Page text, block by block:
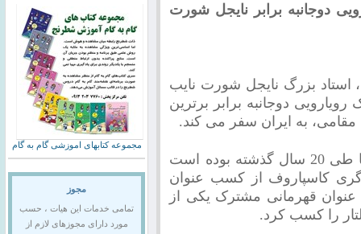
دوجانبه برابر نایجل شورت
بزرگ نایجل شورت نایب
دوجانبه برابر برترین
به ایران سفر می کند.
"شورت" یکی از نامدارترین شطرنجبازان دنیا طی 20 سال گذشته بوده است
گری کاسپاروف از کسب عنوان
عنوان قهرمانی مشترک یکی از
را کسب کرد.
مجموعه کتابهای اموزشی گام به گام
مجوز
تمامی خدمات این هیات ، حسب
مورد دارای مجوزهای لازم از